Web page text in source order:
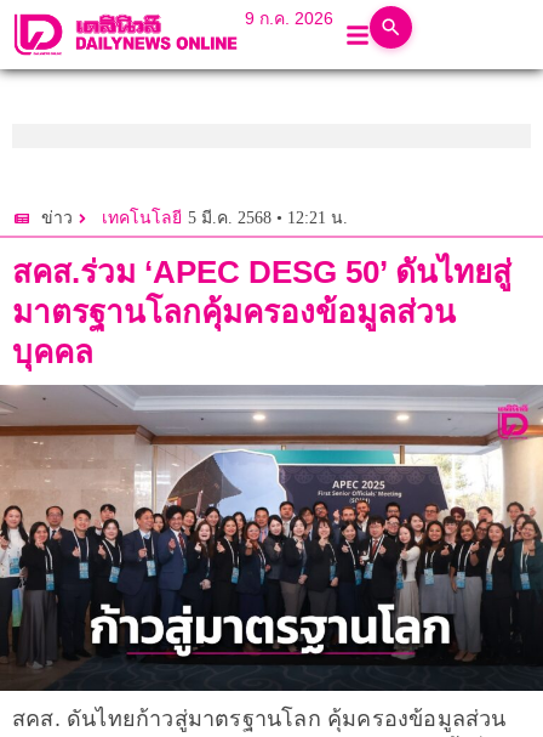
9 ก.ค. 2026
ข่าว เทคโนโลยี 5 มี.ค. 2568 • 12:21 น.
สคส.ร่วม ‘APEC DESG 50’ ดันไทยสู่
มาตรฐานโลกคุ้มครองข้อมูลส่วน
บุคคล
สคส. ดันไทยก้าวสู่มาตรฐานโลก คุ้มครองข้อมูลส่วน